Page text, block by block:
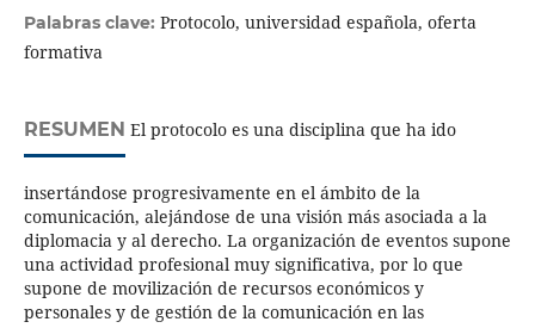
Palabras clave: Protocolo, universidad española, oferta
formativa
RESUMEN El protocolo es una disciplina que ha ido
insertándose progresivamente en el ámbito de la
comunicación, alejándose de una visión más asociada a la
diplomacia y al derecho. La organización de eventos supone
una actividad profesional muy significativa, por lo que
supone de movilización de recursos económicos y
personales y de gestión de la comunicación en las